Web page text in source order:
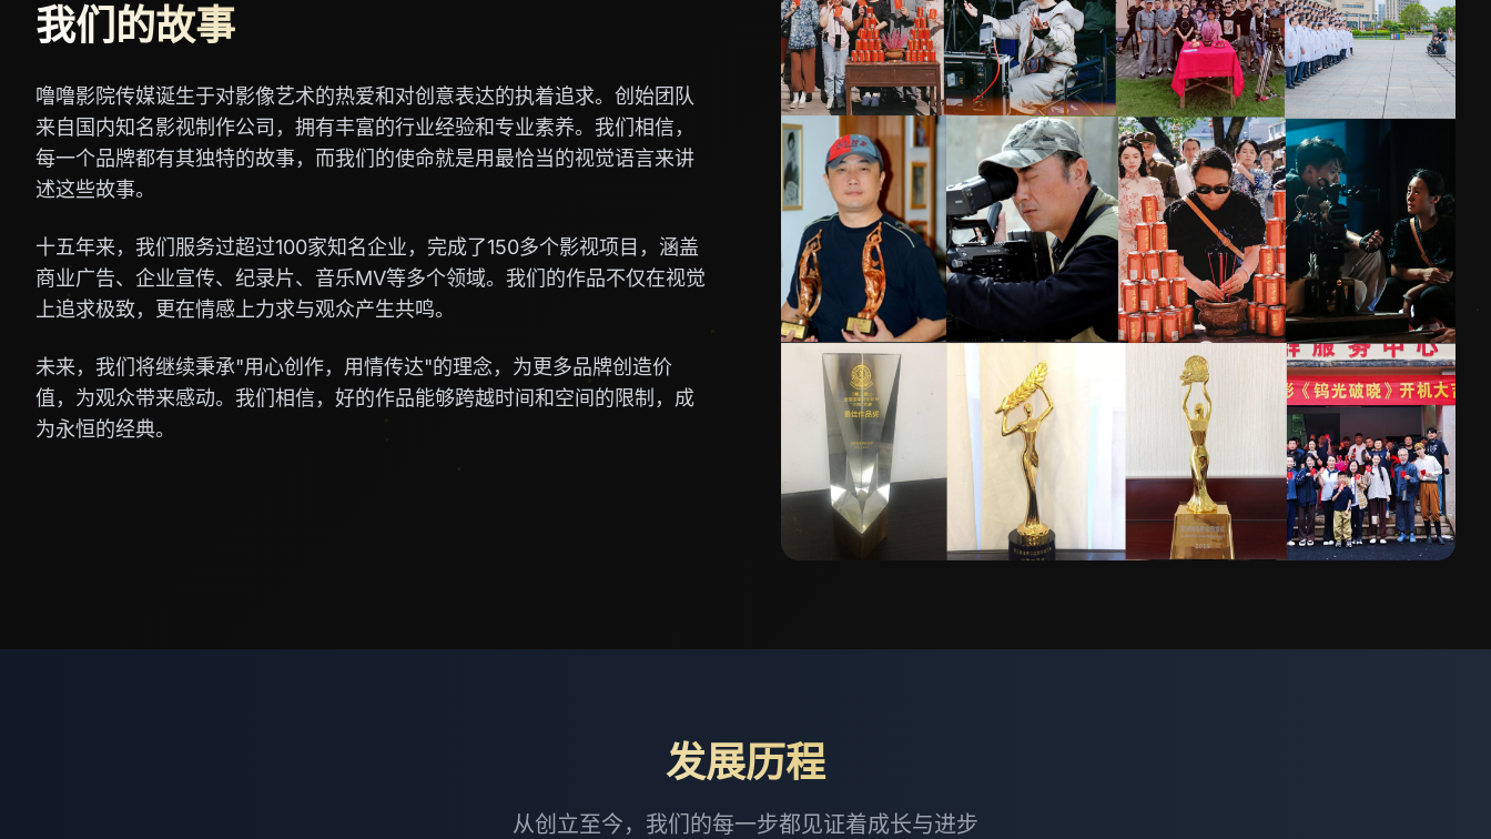
我们的故事
噜噜影院传媒诞生于对影像艺术的热爱和对创意表达的执着追求。创始团队
来自国内知名影视制作公司，拥有丰富的行业经验和专业素养。我们相信，
每一个品牌都有其独特的故事，而我们的使命就是用最恰当的视觉语言来讲
述这些故事。
十五年来，我们服务过超过100家知名企业，完成了150多个影视项目，涵盖
商业广告、企业宣传、纪录片、音乐MV等多个领域。我们的作品不仅在视觉
上追求极致，更在情感上力求与观众产生共鸣。
未来，我们将继续秉承"用心创作，用情传达"的理念，为更多品牌创造价
值，为观众带来感动。我们相信，好的作品能够跨越时间和空间的限制，成
为永恒的经典。
发展历程
从创立至今，我们的每一步都见证着成长与进步